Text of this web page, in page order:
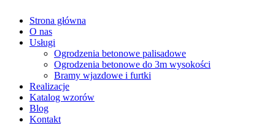
Strona główna
O nas
Usługi
Ogrodzenia betonowe palisadowe
Ogrodzenia betonowe do 3m wysokości
Bramy wjazdowe i furtki
Realizacje
Katalog wzorów
Blog
Kontakt